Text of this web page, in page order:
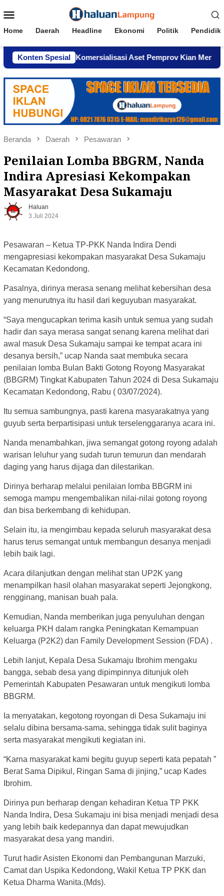
ke
Mobile
Home Daerah Headline Ekonomi Politik
Konten Spesial
Dugaan Komersialisasi Aset Pemprov Kian Menguat
Beranda Daerah Pesawaran
Penilaian Lomba BBGRM, Nanda
Indira Apresiasi Kekompakan
Masyarakat Desa Sukamaju
Haluan
3 Juli 2024
Pesawaran – Ketua TP-PKK Nanda Indira Dendi
mengapresiasi kekompakan masyarakat Desa Sukamaju
Kecamatan Kedondong.
Pasalnya, dirinya merasa senang melihat kebersihan desa
yang menurutnya itu hasil dari keguyuban masyarakat.
“Saya mengucapkan terima kasih untuk semua yang sudah
hadir dan saya merasa sangat senang karena melihat dari
awal masuk Desa Sukamaju sampai ke tempat acara ini
desanya bersih,” ucap Nanda saat membuka secara
penilaian lomba Bulan Bakti Gotong Royong Masyarakat
(BBGRM) Tingkat Kabupaten Tahun 2024 di Desa Sukamaju
Kecamatan Kedondong, Rabu ( 03/07/2024).
Itu semua sambungnya, pasti karena masyarakatnya yang
guyub serta berpartisipasi untuk terselenggaranya acara ini.
Nanda menambahkan, jiwa semangat gotong royong adalah
warisan leluhur yang sudah turun temurun dan mendarah
daging yang harus dijaga dan dilestarikan.
Dirinya berharap melalui penilaian lomba BBGRM ini
semoga mampu mengembalikan nilai-nilai gotong royong
dan bisa berkembang di kehidupan.
Selain itu, ia mengimbau kepada seluruh masyarakat desa
harus terus semangat untuk membangun desanya menjadi
lebih baik lagi.
Acara dilanjutkan dengan melihat stan UP2K yang
menampilkan hasil olahan masyarakat seperti Jejongkong,
rengginang, manisan buah pala.
Kemudian, Nanda memberikan juga penyuluhan dengan
keluarga PKH dalam rangka Peningkatan Kemampuan
Keluarga (P2K2) dan Family Development Session (FDA) .
Lebih lanjut, Kepala Desa Sukamaju Ibrohim mengaku
bangga, sebab desa yang dipimpinnya ditunjuk oleh
Pemerintah Kabupaten Pesawaran untuk mengikuti lomba
BBGRM.
Ia menyatakan, kegotong royongan di Desa Sukamaju ini
selalu dibina bersama-sama, sehingga tidak sulit baginya
serta masyarakat mengikuti kegiatan ini.
“Karna masyarakat kami begitu guyup seperti kata pepatah ”
Berat Sama Dipikul, Ringan Sama di jinjing,” ucap Kades
Ibrohim.
Dirinya pun berharap dengan kehadiran Ketua TP PKK
Nanda Indira, Desa Sukamaju ini bisa menjadi menjadi desa
yang lebih baik kedepannya dan dapat mewujudkan
masyarakat desa yang mandiri.
Turut hadir Asisten Ekonomi dan Pembangunan Marzuki,
Camat dan Uspika Kedondong, Wakil Ketua TP PKK dan
Ketua Dharma Wanita.(Mds).